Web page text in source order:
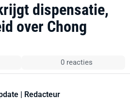
dispensatie,
over Chong
0 reacties
| Redacteur